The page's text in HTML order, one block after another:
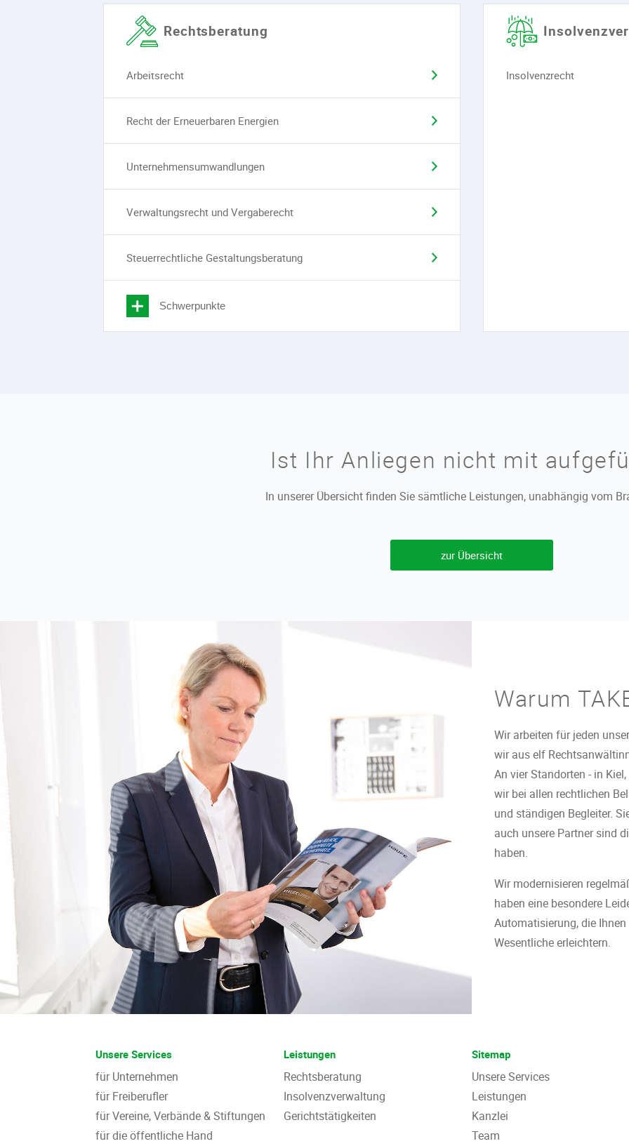
Rechtsberatung
Arbeitsrecht
Recht der Erneuerbaren Energien
Unternehmensumwandlungen
Verwaltungsrecht und Vergaberecht
Steuerrechtliche Gestaltungsberatung
Schwerpunkte
Insolvenzrecht
Ist Ihr Anliegen nicht mit
In unserer Übersicht finden Sie sämtliche Leistungen, unabhängig vom
zur Übersicht
Warum
Wir arbeiten für jeden
wir aus elf
An vier Standorten - in
wir bei allen rechtlichen
und ständigen Begleiter.
auch unsere Partner sind
haben.
Wir modernisieren
haben eine besondere
Automatisierung, die
Wesentliche erleichtern.
Unsere Services
für Unternehmen
für Freiberufler
für Vereine, Verbände & Stiftungen
für die öffentliche Hand
Leistungen
Rechtsberatung
Insolvenzverwaltung
Gerichtstätigkeiten
Sitemap
Unsere Services
Leistungen
Kanzlei
Team